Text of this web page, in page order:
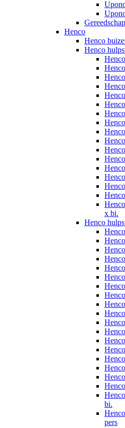
Gereedschap
Henco
Henco
Henco
x bi.
Henco
bi.
pers